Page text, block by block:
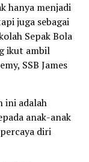
hanya menjadi
juga sebagai
Sepak Bola
ikut ambil
SSB James
ini adalah
anak-anak
diri